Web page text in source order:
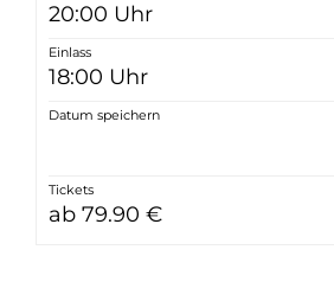
20:00 Uhr
Einlass
18:00 Uhr
Datum speichern
Tickets
ab 79.90 €